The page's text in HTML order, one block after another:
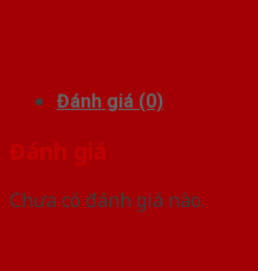
Đánh giá (0)
Đánh giá
Chưa có đánh giá nào.